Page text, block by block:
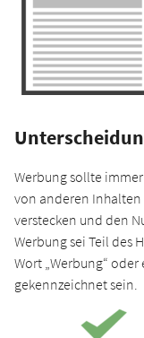
Werbung sollte
von anderen Inhalten
verstecken und den
Werbung sei Teil des
Wort „Werbung“
gekennzeichnet sein.